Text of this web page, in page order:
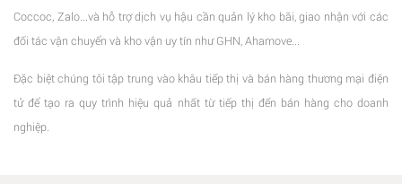
Coccoc, Zalo...và hỗ trợ dịch vụ hậu cần quản lý kho bãi, giao nhận với các
đối tác vận chuyển và kho vận uy tín như GHN, Ahamove...
Đặc biệt chúng tôi tập trung vào khâu tiếp thị và bán hàng thương mại điện
tử để tạo ra quy trình hiệu quả nhất từ tiếp thị đến bán hàng cho doanh
nghiệp.